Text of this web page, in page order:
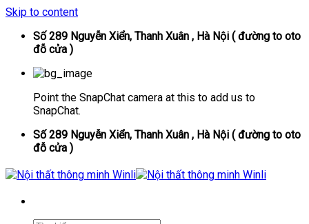
Skip to content
Số 289 Nguyễn Xiển, Thanh Xuân , Hà Nội ( đường to oto
đỗ cửa )
Point the SnapChat camera at this to add us to
SnapChat.
Số 289 Nguyễn Xiển, Thanh Xuân , Hà Nội ( đường to oto
đỗ cửa )